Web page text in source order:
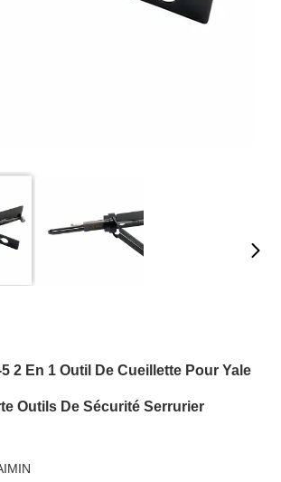
2 En 1 Outil De Cueillette Pour Yale
Outils De Sécurité Serrurier